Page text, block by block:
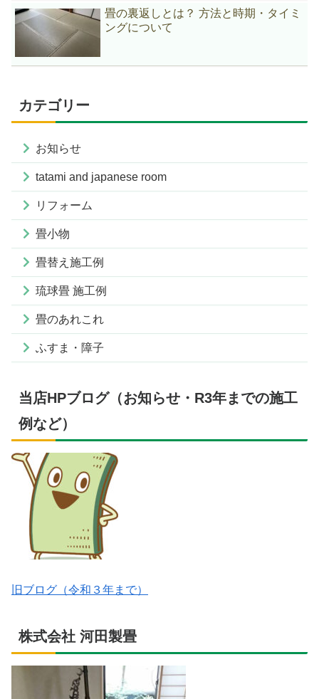
畳の裏返しとは？ 方法と時期・タイミ
ングについて
カテゴリー
お知らせ
tatami and japanese room
リフォーム
畳小物
畳替え施工例
琉球畳 施工例
畳のあれこれ
ふすま・障子
当店HPブログ（お知らせ・R3年までの施工
例など）
旧ブログ（令和３年まで）
株式会社 河田製畳